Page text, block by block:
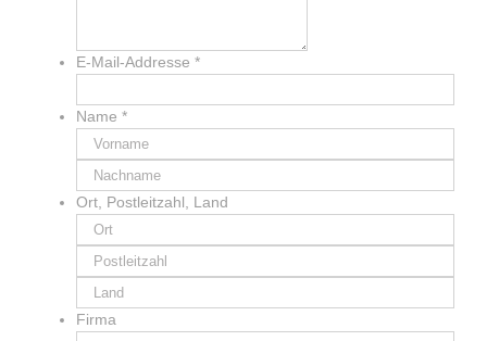
E-Mail-Addresse *
Name *
Ort, Postleitzahl, Land
Firma